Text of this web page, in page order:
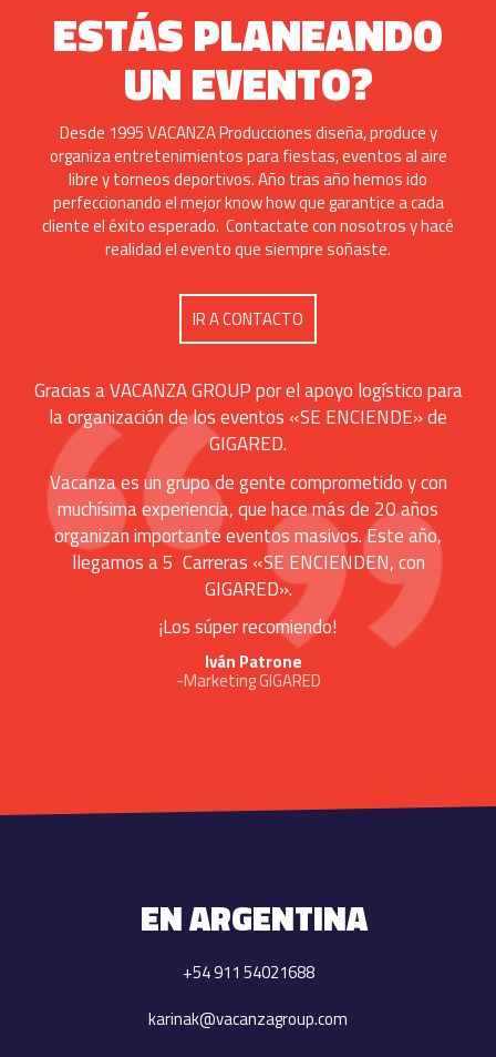
ESTÁS PLANEANDO
UN EVENTO?
Desde 1995 VACANZA Producciones diseña, produce y
organiza entretenimientos para fiestas, eventos al aire
libre y torneos deportivos. Año tras año hemos ido
perfeccionando el mejor know how que garantice a cada
cliente el éxito esperado. Contactate con nosotros y hacé
realidad el evento que siempre soñaste.
IR A CONTACTO
Gracias a VACANZA GROUP por el apoyo logístico para
la organización de los eventos «SE ENCIENDE» de
GIGARED.
Vacanza es un grupo de gente comprometido y con
muchísima experiencia, que hace más de 20 años
organizan importante eventos masivos. Este año,
llegamos a 5 Carreras «SE ENCIENDEN, con
GIGARED».
¡Los súper recomiendo!
Iván Patrone
-Marketing GIGARED
EN ARGENTINA
+54 911 54021688
karinak@vacanzagroup.com